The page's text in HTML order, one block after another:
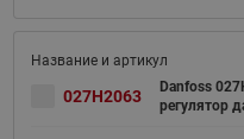
027H2063
Danfoss
регулятор